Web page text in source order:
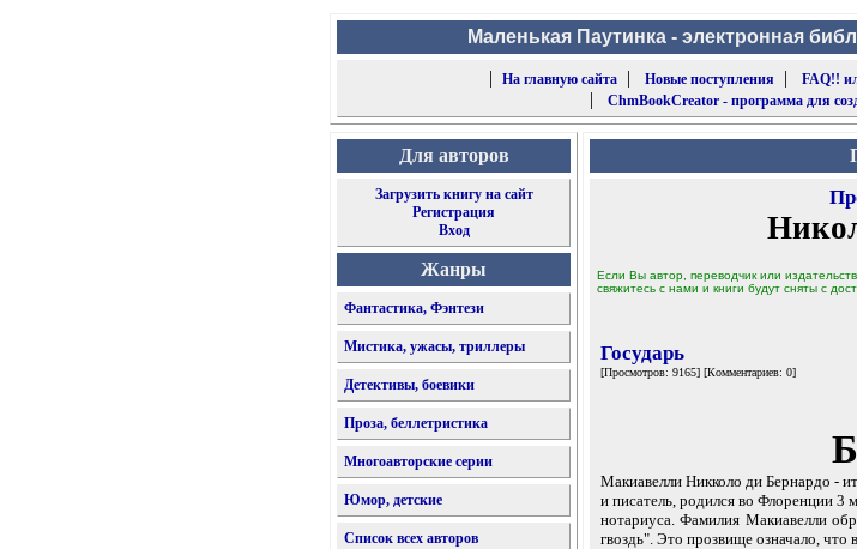
Маленькая Паутинка - электронная
|
На главную сайта| Новые поступления | FAQ!!
|
ChmBookCreator - программа для
Для авторов
Загрузить книгу на сайт
Регистрация
Вход
Жанры
Фантастика, Фэнтези
Мистика, ужасы, триллеры
Детективы, боевики
Проза, беллетристика
Многоавторские серии
Юмор, детские
Список всех авторов
Если Вы автор, переводчик или
свяжитесь с нами и книги будут сняты с
Государь
[Просмотров: 9165] [Комментариев: 0]
Макиавелли Никколо ди Бернардо -
и писатель, родился во Флоренции 3
нотариуса. Фамилия Макиавелли
гвоздь". Это прозвище означало, что